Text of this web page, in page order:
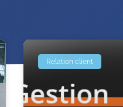
Relation client